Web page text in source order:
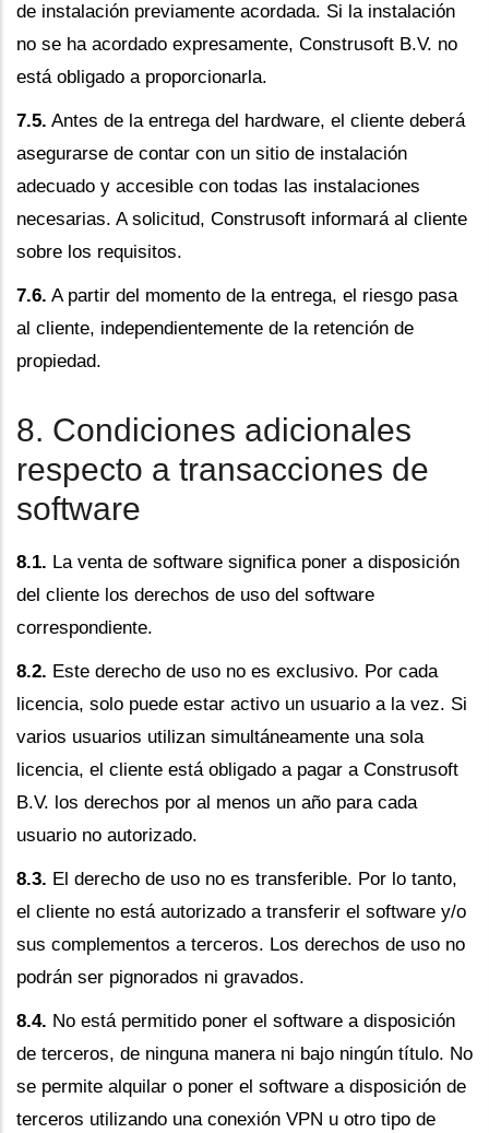
de instalación previamente acordada. Si la instalación
no se ha acordado expresamente, Construsoft B.V. no
está obligado a proporcionarla.
7.5. Antes de la entrega del hardware, el cliente deberá
asegurarse de contar con un sitio de instalación
adecuado y accesible con todas las instalaciones
necesarias. A solicitud, Construsoft informará al cliente
sobre los requisitos.
7.6. A partir del momento de la entrega, el riesgo pasa
al cliente, independientemente de la retención de
propiedad.
8. Condiciones adicionales
respecto a transacciones de
software
8.1. La venta de software significa poner a disposición
del cliente los derechos de uso del software
correspondiente.
8.2. Este derecho de uso no es exclusivo. Por cada
licencia, solo puede estar activo un usuario a la vez. Si
varios usuarios utilizan simultáneamente una sola
licencia, el cliente está obligado a pagar a Construsoft
B.V. los derechos por al menos un año para cada
usuario no autorizado.
8.3. El derecho de uso no es transferible. Por lo tanto,
el cliente no está autorizado a transferir el software y/o
sus complementos a terceros. Los derechos de uso no
podrán ser pignorados ni gravados.
8.4. No está permitido poner el software a disposición
de terceros, de ninguna manera ni bajo ningún título. No
se permite alquilar o poner el software a disposición de
terceros utilizando una conexión VPN u otro tipo de